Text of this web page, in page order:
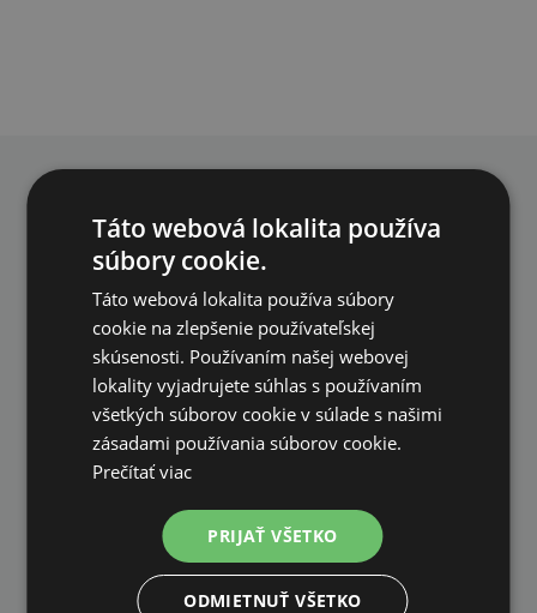
DOPRAVA ZDARMA
na všetky objednávky od 200€ vrátane DPH.
VLASTNÝ SKLAD
Táto webová lokalita používa
súbory cookie.
Táto webová lokalita používa súbory
cookie na zlepšenie používateľskej
skúsenosti. Používaním našej webovej
lokality vyjadrujete súhlas s používaním
všetkých súborov cookie v súlade s našimi
zásadami používania súborov cookie.
Prečítať viac
PRIJAŤ VŠETKO
ODMIETNUŤ VŠETKO